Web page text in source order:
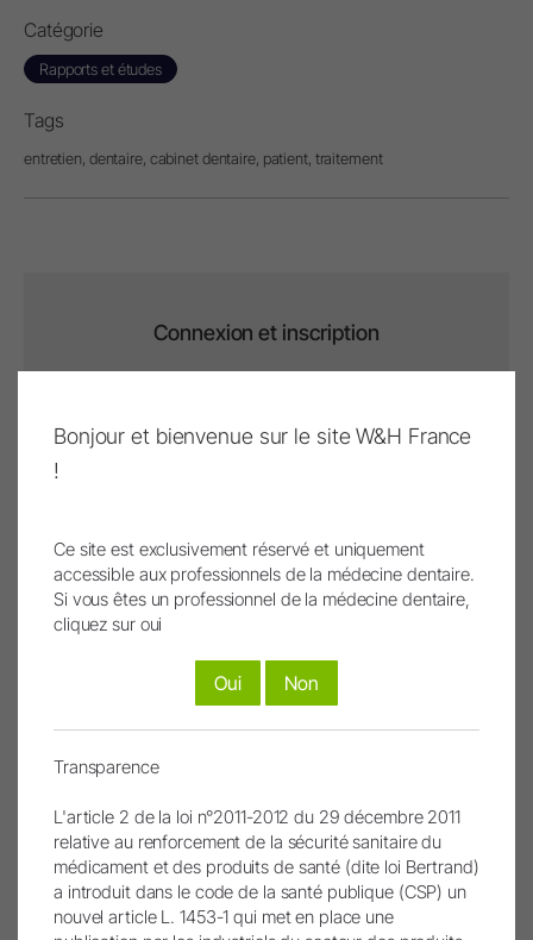
Catégorie
Rapports et études
Tags
entretien, dentaire, cabinet dentaire, patient, traitement
Connexion et inscription
Les images et les vidéos ont été partiellement ou
entièrement créées ou modifiées à l’aide de
signalés par un symbole IA.
Remonter
Bonjour et bienvenue sur le site W&H France
!
Ce site est exclusivement réservé et uniquement
accessible aux professionnels de la médecine dentaire.
Si vous êtes un professionnel de la médecine dentaire,
cliquez sur oui
Oui Non
Transparence
L'article 2 de la loi n°2011-2012 du 29 décembre 2011
relative au renforcement de la sécurité sanitaire du
médicament et des produits de santé (dite loi Bertrand)
a introduit dans le code de la santé publique (CSP) un
nouvel article L. 1453-1 qui met en place une